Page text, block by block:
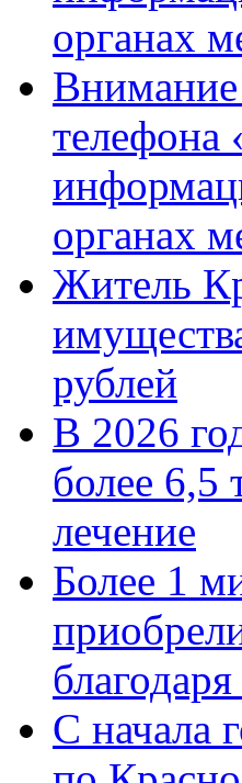
органах
телефона
органах
Житель
рублей
В 2026
более 6,5
лечение
Более 1
С начала